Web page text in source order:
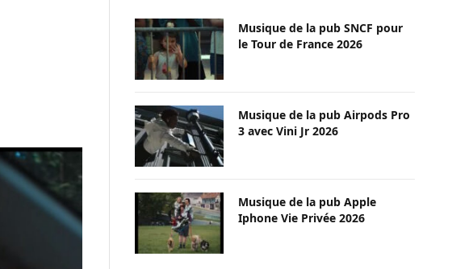
Musique de la pub SNCF pour
le Tour de France 2026
Musique de la pub Airpods Pro
3 avec Vini Jr 2026
Musique de la pub Apple
Iphone Vie Privée 2026